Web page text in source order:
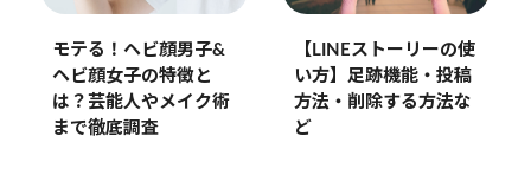
モテる！ヘビ顔男子&
ヘビ顔女子の特徴と
は？芸能人やメイク術
まで徹底調査
【LINEストーリーの使
い方】足跡機能・投稿
方法・削除する方法な
ど